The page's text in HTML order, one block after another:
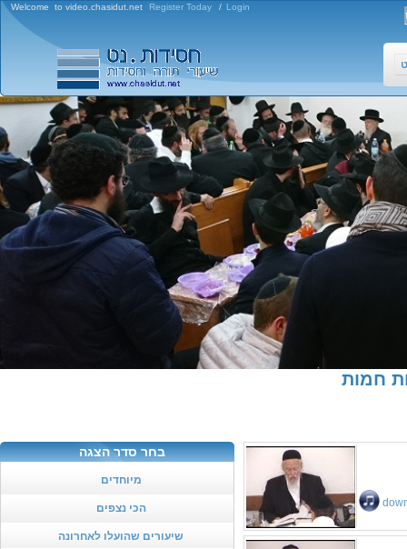
Welcome to video.chasidut.net Register Today / Login
חמות
בחר סדר הצגה
מיוחדים
הכי נצפים
שיעורים שהועלו לאחרונה